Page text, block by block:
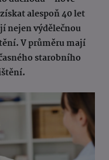
alespoň 40 let
nejen výdělečnou
V průměru mají
starobního